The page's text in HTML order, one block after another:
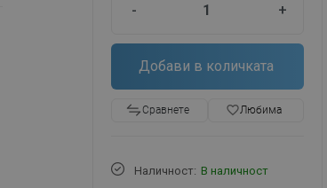
- +
Добави в количката
Сравнете favorite_borderЛюбима
Наличност: В наличност